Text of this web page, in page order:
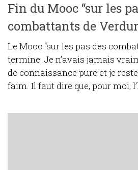
Fin du Mooc “sur les
combattants de
Le Mooc “sur les pas des
termine. Je n’avais jamais
de connaissance pure et je
faim. Il faut dire que, pour moi,